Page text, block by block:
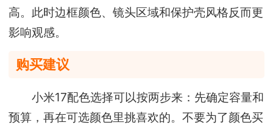
高。此时边框颜色、镜头区域和保护壳风格反而更
影响观感。
购买建议
小米17配色选择可以按两步来：先确定容量和
预算，再在可选颜色里挑喜欢的。不要为了颜色买